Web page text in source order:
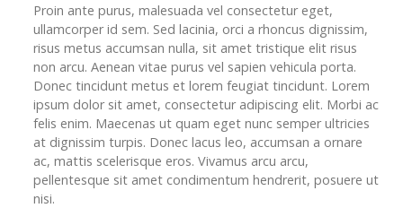
Proin ante purus, malesuada vel consectetur eget,
ullamcorper id sem. Sed lacinia, orci a rhoncus dignissim,
risus metus accumsan nulla, sit amet tristique elit risus
non arcu. Aenean vitae purus vel sapien vehicula porta.
Donec tincidunt metus et lorem feugiat tincidunt. Lorem
ipsum dolor sit amet, consectetur adipiscing elit. Morbi ac
felis enim. Maecenas ut quam eget nunc semper ultricies
at dignissim turpis. Donec lacus leo, accumsan a ornare
ac, mattis scelerisque eros. Vivamus arcu arcu,
pellentesque sit amet condimentum hendrerit, posuere ut
nisi.